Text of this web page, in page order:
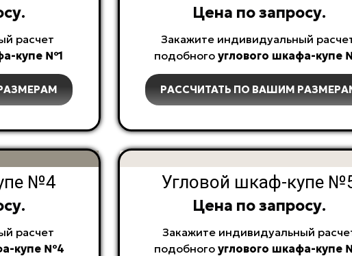
расчет
купе №1
Цена по запросу.
Закажите индивидуальный
подобного углового шкафа-купе
РАССЧИТАТЬ ПО ВАШИМ
№4
расчет
купе №4
Угловой шкаф-купе
Цена по запросу.
Закажите индивидуальный
подобногоуглового шкафа-купе